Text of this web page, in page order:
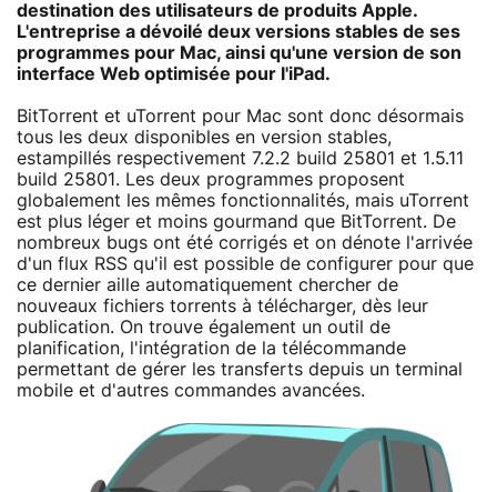
destination des utilisateurs de produits Apple.
L'entreprise a dévoilé deux versions stables de ses
programmes pour Mac, ainsi qu'une version de son
interface Web optimisée pour l'iPad.
BitTorrent et uTorrent pour Mac sont donc désormais
tous les deux disponibles en version stables,
estampillés respectivement 7.2.2 build 25801 et 1.5.11
build 25801. Les deux programmes proposent
globalement les mêmes fonctionnalités, mais uTorrent
est plus léger et moins gourmand que BitTorrent. De
nombreux bugs ont été corrigés et on dénote l'arrivée
d'un flux RSS qu'il est possible de configurer pour que
ce dernier aille automatiquement chercher de
nouveaux fichiers torrents à télécharger, dès leur
publication. On trouve également un outil de
planification, l'intégration de la télécommande
permettant de gérer les transferts depuis un terminal
mobile et d'autres commandes avancées.